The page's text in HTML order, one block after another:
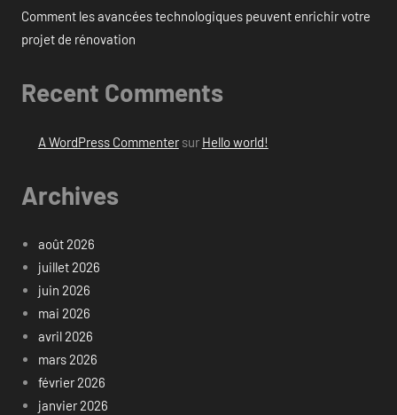
Comment les avancées technologiques peuvent enrichir votre
projet de rénovation
Recent Comments
A WordPress Commentersur Hello world!
Archives
août 2026
juillet 2026
juin 2026
mai 2026
avril 2026
mars 2026
février 2026
janvier 2026